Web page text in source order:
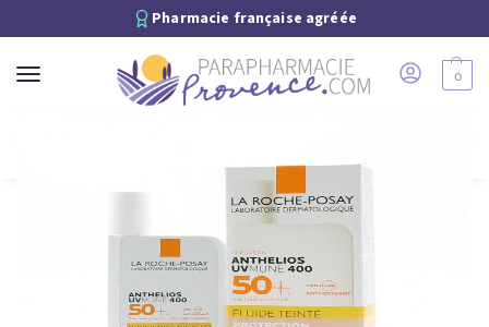
Pharmacie française agréée
0